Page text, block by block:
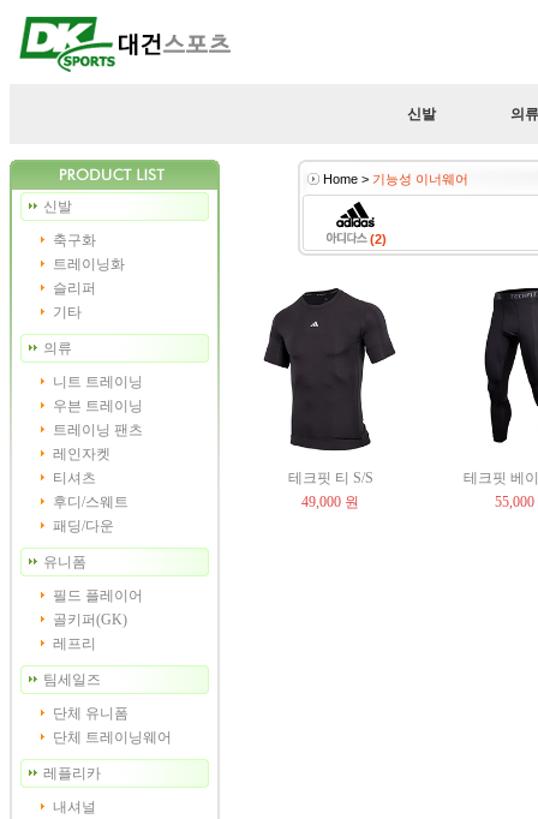
신발 의
신발
축구화
트레이닝화
슬리퍼
기타
의류
니트 트레이닝
우븐 트레이닝
트레이닝 팬츠
레인자켓
티셔츠
후디/스웨트
패딩/다운
유니폼
필드 플레이어
골키퍼(GK)
레프리
팀세일즈
단체 유니폼
단체 트레이닝웨어
레플리카
내셔널
Home > 기능성 이너웨어
(2)
테크핏 티 S/S
49,000 원
테크핏 베